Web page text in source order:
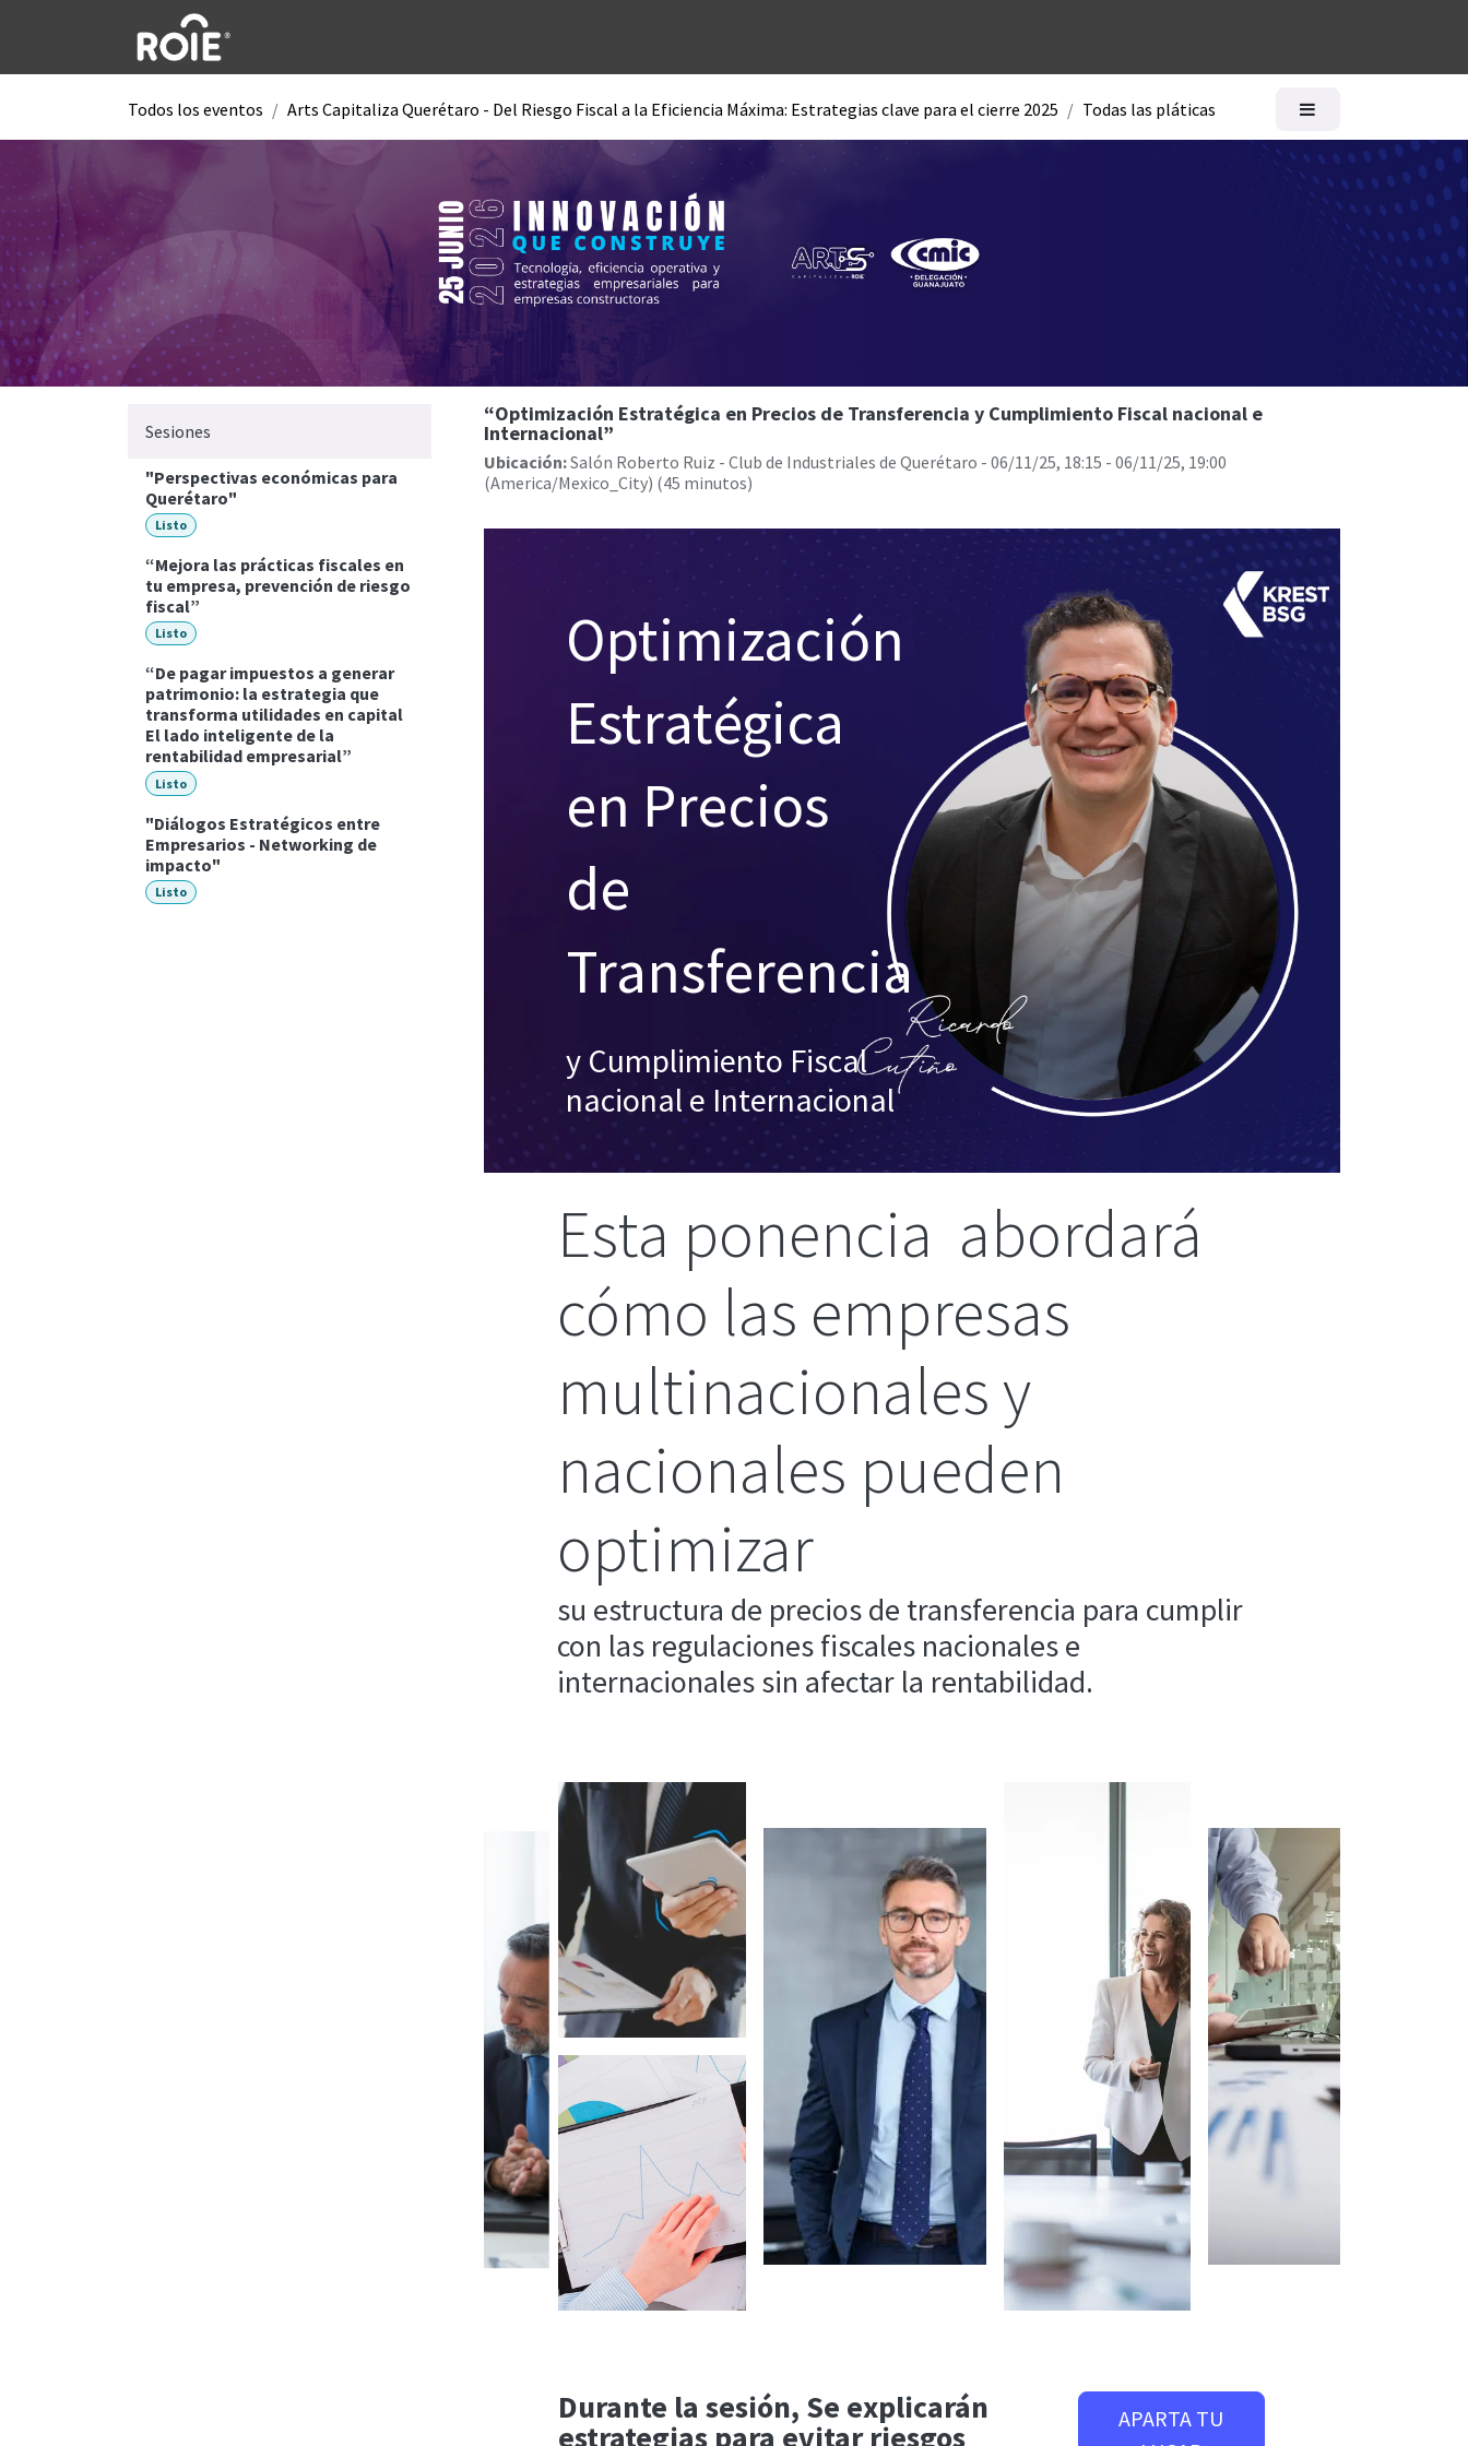
Todos los eventos Arts Capitaliza Querétaro - Del Riesgo Fiscal a la Eficiencia Máxima: Estrategias clave para el cierre 2025 Todas las pláticas
Sesiones
"Perspectivas económicas para
Querétaro"
Listo
“Mejora las prácticas fiscales en
tu empresa, prevención de riesgo
fiscal”
Listo
“De pagar impuestos a generar
patrimonio: la estrategia que
transforma utilidades en capital
El lado inteligente de la
rentabilidad empresarial”
Listo
"Diálogos Estratégicos entre
Empresarios - Networking de
impacto"
Listo
“Optimización Estratégica en Precios de Transferencia y Cumplimiento Fiscal nacional e
Internacional”
Ubicación:Salón Roberto Ruiz - Club de Industriales de Querétaro - 06/11/25, 18:15 - 06/11/25, 19:00
(America/Mexico_City) (45 minutos)
Optimización
Estratégica
en Precios
de
Transferencia
y Cumplimiento Fiscal
nacional e Internacional
Esta ponencia abordará
cómo las empresas
multinacionales y
nacionales pueden
optimizar
su estructura de precios de transferencia para cumplir
con las regulaciones fiscales nacionales e
internacionales sin afectar la rentabilidad.
Durante la sesión, Se explicarán
estrategias para evitar riesgos
APARTA TU